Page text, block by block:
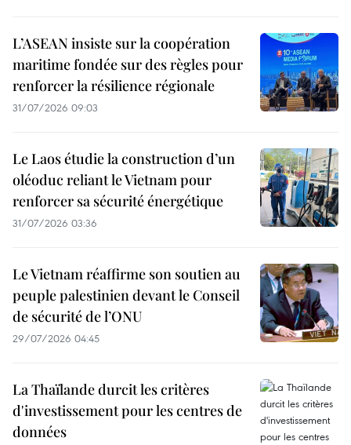
L’ASEAN insiste sur la coopération
maritime fondée sur des règles pour
renforcer la résilience régionale
31/07/2026 09:03
Le Laos étudie la construction d’un
oléoduc reliant le Vietnam pour
renforcer sa sécurité énergétique
31/07/2026 03:36
Le Vietnam réaffirme son soutien au
peuple palestinien devant le Conseil
de sécurité de l’ONU
29/07/2026 04:45
La Thaïlande durcit les critères
d'investissement pour les centres de
données